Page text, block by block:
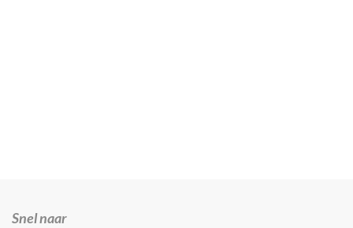
Snel naar